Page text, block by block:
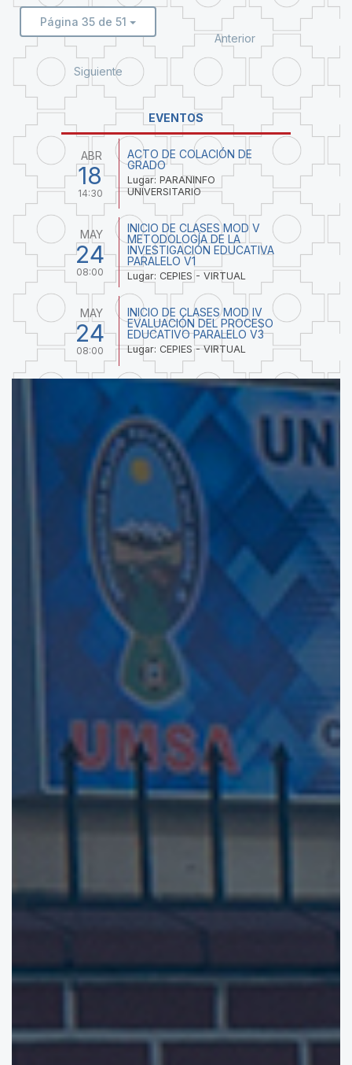
Página 35 de 51
Anterior
Siguiente
EVENTOS
ABR
18
14:30
ACTO DE COLACIÓN DE
GRADO
Lugar: PARANINFO
UNIVERSITARIO
MAY
24
08:00
INICIO DE CLASES MOD V
METODOLOGÍA DE LA
INVESTIGACIÓN EDUCATIVA
PARALELO V1
Lugar: CEPIES - VIRTUAL
MAY
24
08:00
INICIO DE CLASES MOD IV
EVALUACIÓN DEL PROCESO
EDUCATIVO PARALELO V3
Lugar: CEPIES - VIRTUAL